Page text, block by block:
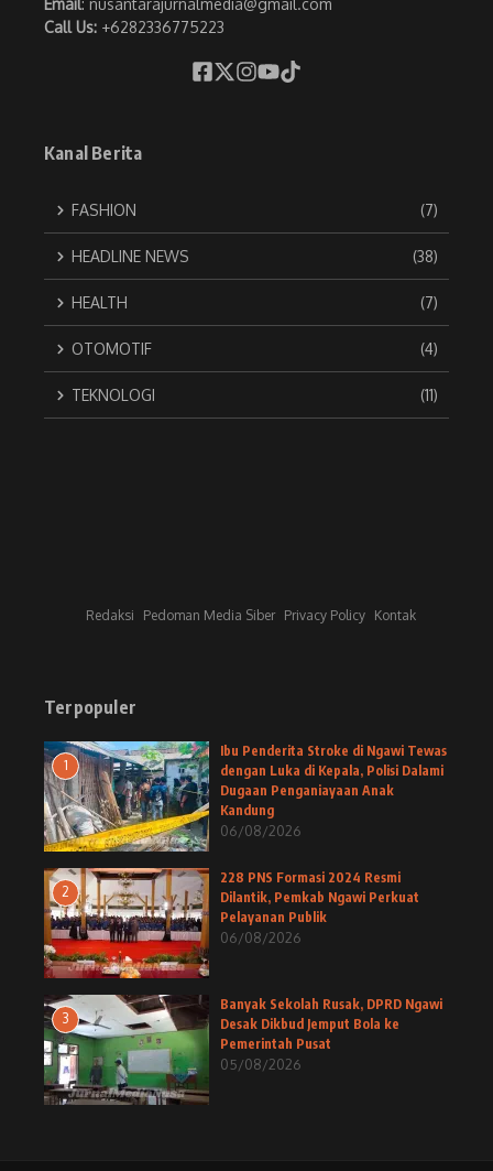
Email: nusantarajurnalmedia@gmail.com
Call Us: +6282336775223
Kanal Berita
FASHION (7)
HEADLINE NEWS (38)
HEALTH (7)
OTOMOTIF (4)
TEKNOLOGI (11)
Redaksi Pedoman Media Siber Privacy Policy Kontak
Terpopuler
1
Ibu Penderita Stroke di Ngawi Tewas
dengan Luka di Kepala, Polisi Dalami
Dugaan Penganiayaan Anak
Kandung
06/08/2026
2
228 PNS Formasi 2024 Resmi
Dilantik, Pemkab Ngawi Perkuat
Pelayanan Publik
06/08/2026
3
Banyak Sekolah Rusak, DPRD Ngawi
Desak Dikbud Jemput Bola ke
Pemerintah Pusat
05/08/2026